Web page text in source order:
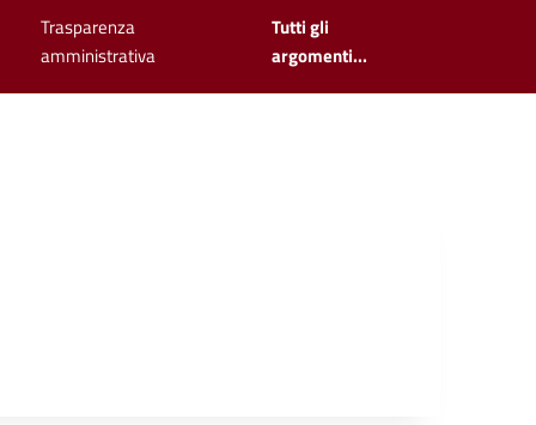
Trasparenza
amministrativa
Tutti gli
argomenti...